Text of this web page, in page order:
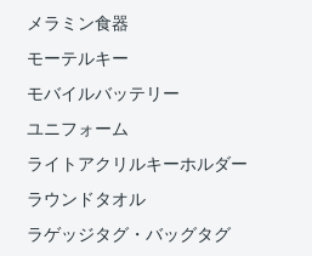
メラミン食器
モーテルキー
モバイルバッテリー
ユニフォーム
ライトアクリルキーホルダー
ラウンドタオル
ラゲッジタグ・バッグタグ